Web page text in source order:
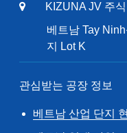
KIZUNA JV 주
베트남 Tay
지 Lot K
관심받는 공장 정보
베트남 산업 단지